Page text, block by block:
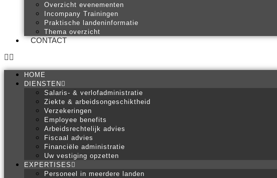
Overzicht evenementen
Incompany Trainingen
Praktische landeninformatie
Thema overzicht
CONTACT
HOME
DIENSTEN
Salaris- & verlofadministratie
Ziekte & arbeidsongeschiktheid
Verzekeringen
Employee benefits
Arbeidsrechtelijk advies
Fiscaal advies
Financiële administratie
Uw vestiging opzetten
EXPERTISES
Personeel in meerdere landen